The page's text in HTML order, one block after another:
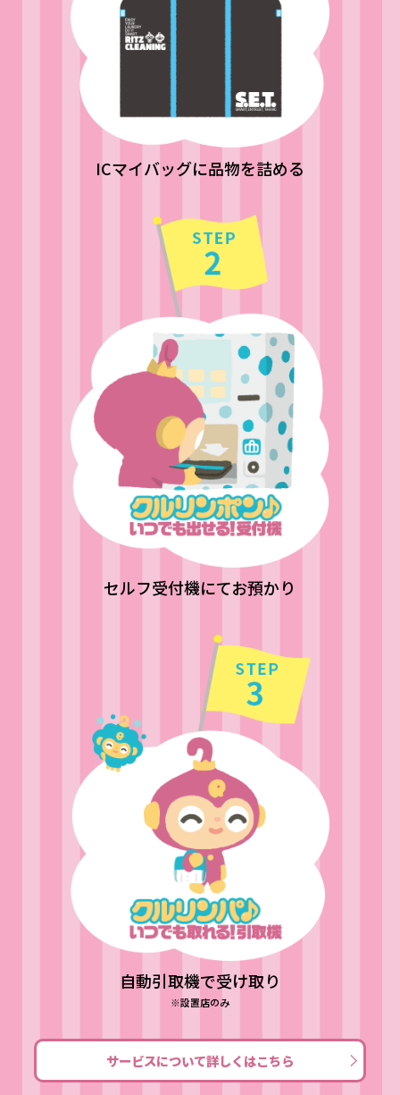
ICマイバッグに品物を詰める
セルフ受付機にてお預かり
自動引取機で受け取り
※設置店のみ
サービスについて詳しくはこちら